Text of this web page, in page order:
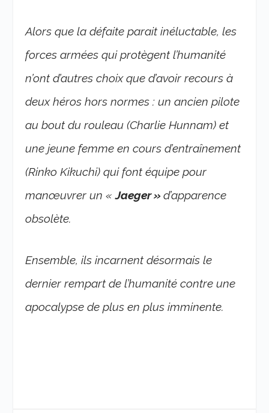
Alors que la défaite parait inéluctable, les
forces armées qui protègent l’humanité
n’ont d’autres choix que d’avoir recours à
deux héros hors normes : un ancien pilote
au bout du rouleau (Charlie Hunnam) et
une jeune femme en cours d’entraînement
(Rinko Kikuchi) qui font équipe pour
manœuvrer un «Jaeger »d’apparence
obsolète.
Ensemble, ils incarnent désormais le
dernier rempart de l’humanité contre une
apocalypse de plus en plus imminente.